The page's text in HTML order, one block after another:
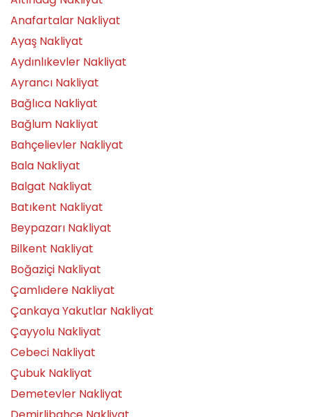
Anafartalar Nakliyat
Ayaş Nakliyat
Aydınlıkevler Nakliyat
Ayrancı Nakliyat
Bağlıca Nakliyat
Bağlum Nakliyat
Bahçelievler Nakliyat
Bala Nakliyat
Balgat Nakliyat
Batıkent Nakliyat
Beypazarı Nakliyat
Bilkent Nakliyat
Boğaziçi Nakliyat
Çamlıdere Nakliyat
Çankaya Yakutlar Nakliyat
Çayyolu Nakliyat
Cebeci Nakliyat
Çubuk Nakliyat
Demetevler Nakliyat